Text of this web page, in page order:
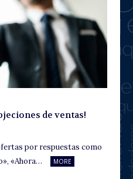
de ventas!
por respuestas como
«Ahora…
MORE